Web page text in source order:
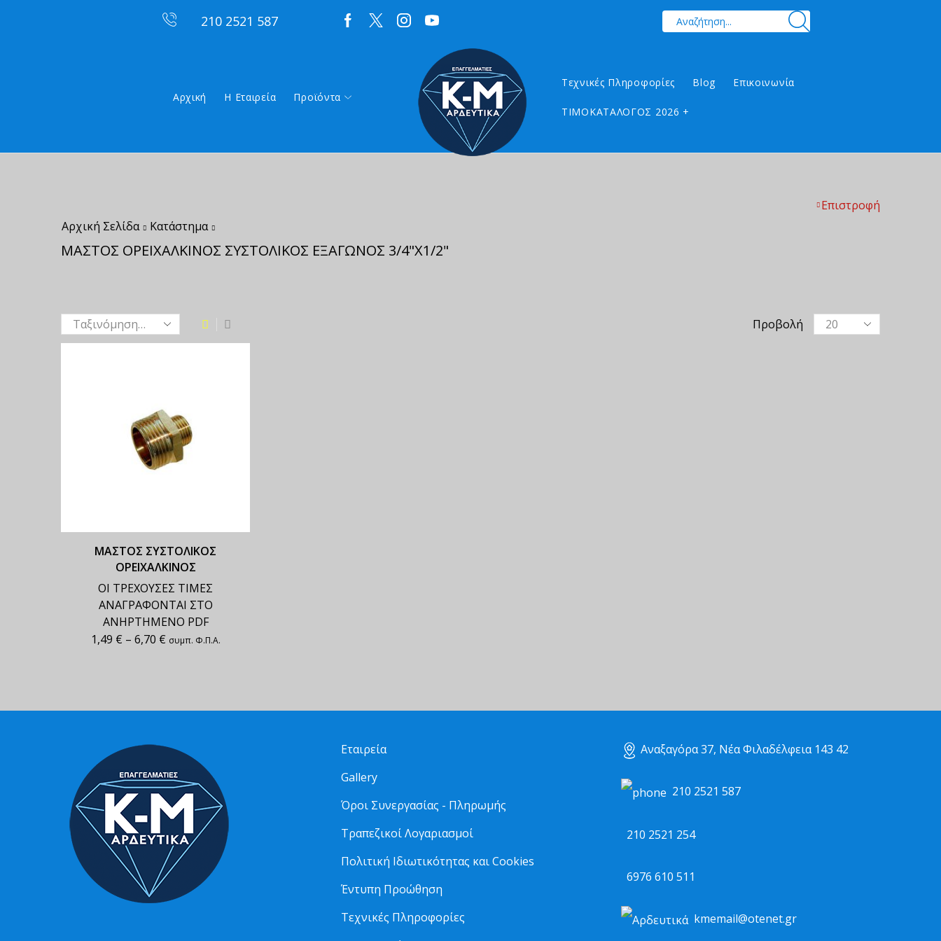
210 2521 587
Αρχική Η Εταιρεία Προϊόντα
Τεχνικές Πληροφορίες Blog Επικοινωνία
ΤΙΜΟΚΑΤΑΛΟΓΟΣ 2026 +
Αρχική Σελίδα Κατάστημα
ΜΑΣΤΟΣ ΟΡΕΙΧΑΛΚΙΝΟΣ ΣΥΣΤΟΛΙΚΟΣ ΕΞΑΓΩΝΟΣ 3/4"Χ1/2"
Επιστροφή
Προβολή
ΜΑΣΤΟΣ ΣΥΣΤΟΛΙΚΟΣ
ΟΡΕΙΧΑΛΚΙΝΟΣ
ΟΙ ΤΡΕΧΟΥΣΕΣ ΤΙΜΕΣ
ΑΝΑΓΡΑΦΟΝΤΑΙ ΣΤΟ
ΑΝΗΡΤΗΜΕΝΟ PDF
1,49 € – 6,70 € συμπ. Φ.Π.Α.
Εταιρεία
Gallery
Όροι Συνεργασίας - Πληρωμής
Τραπεζικοί Λογαριασμοί
Πολιτική Ιδιωτικότητας και Cookies
Έντυπη Προώθηση
Τεχνικές Πληροφορίες
Αναξαγόρα 37, Νέα Φιλαδέλφεια 143 42
210 2521 587
210 2521 254
6976 610 511
kmemail@otenet.gr